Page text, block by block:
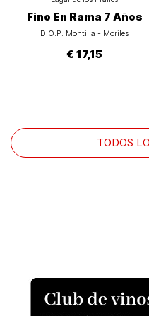
Fino En Rama 7 Años
D.O.P. Montilla - Moriles
€ 17,15
TODOS